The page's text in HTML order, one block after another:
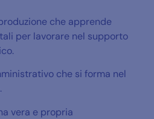
che apprende
per lavorare nel supporto
che si forma nel
vera e propria